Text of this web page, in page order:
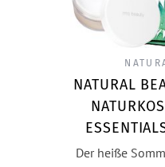
NATURAL
Der heiße